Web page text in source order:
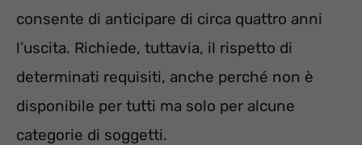
consente di anticipare di circa quattro anni
l’uscita. Richiede, tuttavia, il rispetto di
determinati requisiti, anche perché non è
disponibile per tutti ma solo per alcune
categorie di soggetti.